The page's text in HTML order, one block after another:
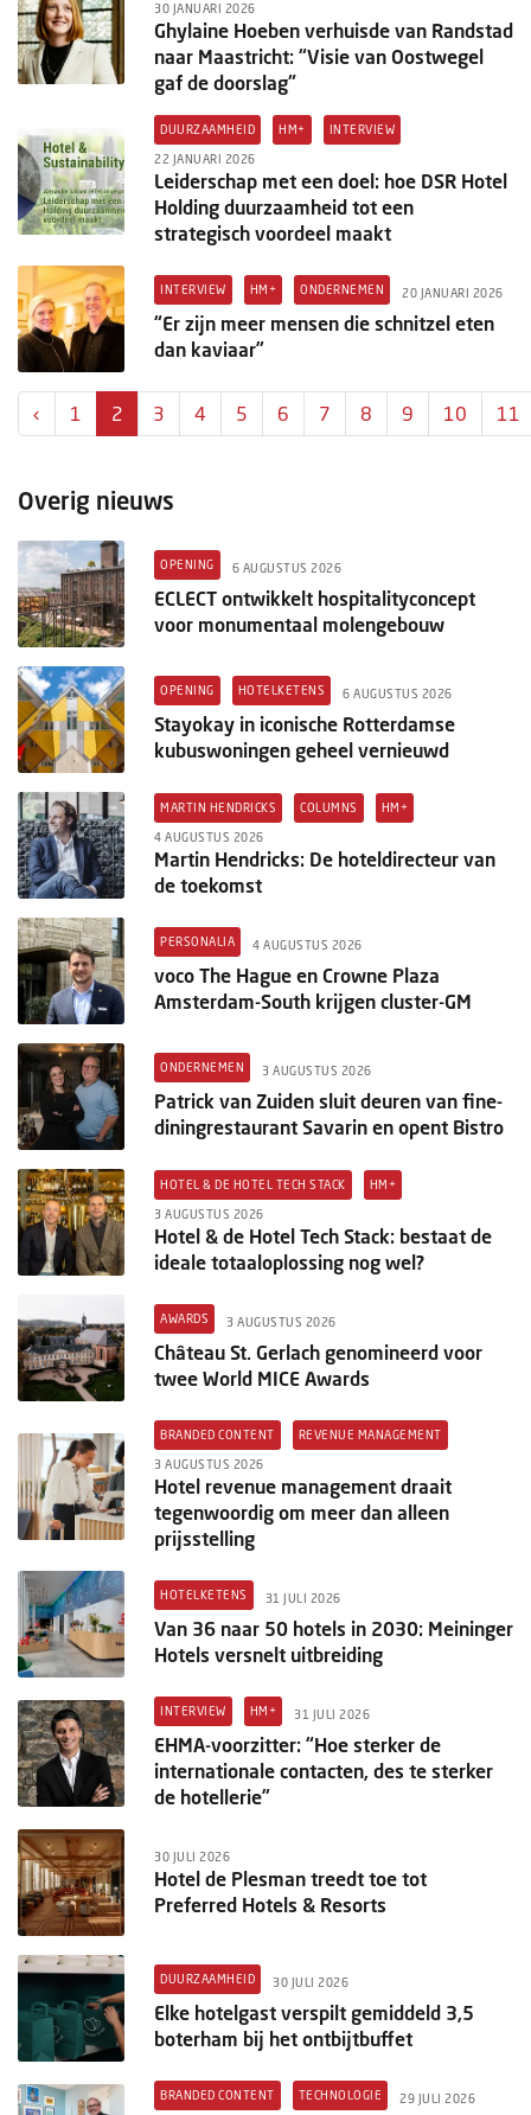
30 JANUARI 2026
Ghylaine Hoeben verhuisde van Randstad
naar Maastricht: “Visie van Oostwegel
gaf de doorslag"
DUURZAAMHEID HM+ INTERVIEW
22 JANUARI 2026
Leiderschap met een doel: hoe DSR Hotel
Holding duurzaamheid tot een
strategisch voordeel maakt
INTERVIEW HM+ ONDERNEMEN 20 JANUARI 2026
“Er zijn meer mensen die schnitzel eten
dan kaviaar”
‹ 1 2 3 4 5 6 7 8 9 10 11
Overig nieuws
OPENING 6 AUGUSTUS 2026
ECLECT ontwikkelt hospitalityconcept
voor monumentaal molengebouw
OPENING HOTELKETENS 6 AUGUSTUS 2026
Stayokay in iconische Rotterdamse
kubuswoningen geheel vernieuwd
MARTIN HENDRICKS COLUMNS HM+
4 AUGUSTUS 2026
Martin Hendricks: De hoteldirecteur van
de toekomst
PERSONALIA 4 AUGUSTUS 2026
voco The Hague en Crowne Plaza
Amsterdam-South krijgen cluster-GM
ONDERNEMEN 3 AUGUSTUS 2026
Patrick van Zuiden sluit deuren van fine-
diningrestaurant Savarin en opent Bistro
HOTEL & DE HOTEL TECH STACK HM+
3 AUGUSTUS 2026
Hotel & de Hotel Tech Stack: bestaat de
ideale totaaloplossing nog wel?
AWARDS 3 AUGUSTUS 2026
Château St. Gerlach genomineerd voor
twee World MICE Awards
BRANDED CONTENT REVENUE MANAGEMENT
3 AUGUSTUS 2026
Hotel revenue management draait
tegenwoordig om meer dan alleen
prijsstelling
HOTELKETENS 31 JULI 2026
Van 36 naar 50 hotels in 2030: Meininger
Hotels versnelt uitbreiding
INTERVIEW HM+ 31 JULI 2026
EHMA-voorzitter: “Hoe sterker de
internationale contacten, des te sterker
de hotellerie”
30 JULI 2026
Hotel de Plesman treedt toe tot
Preferred Hotels & Resorts
DUURZAAMHEID 30 JULI 2026
Elke hotelgast verspilt gemiddeld 3,5
boterham bij het ontbijtbuffet
BRANDED CONTENT TECHNOLOGIE 29 JULI 2026